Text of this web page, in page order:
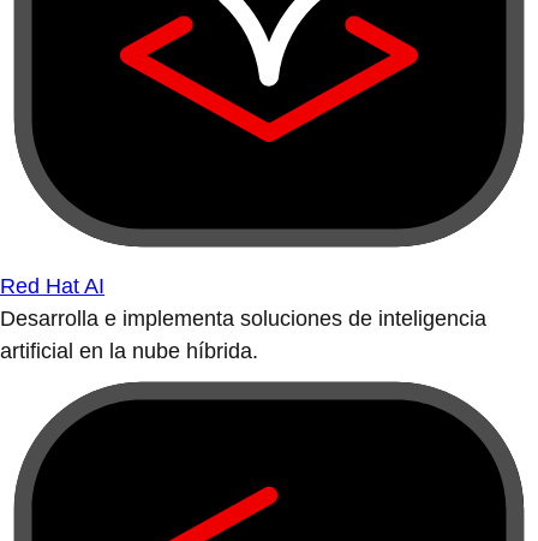
Red Hat AI
Desarrolla e implementa soluciones de inteligencia
artificial en la nube híbrida.